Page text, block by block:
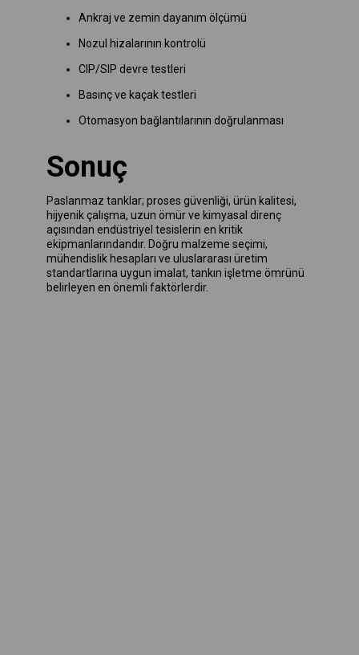
Ankraj ve zemin dayanım ölçümü
Nozul hizalarının kontrolü
CIP/SIP devre testleri
Basınç ve kaçak testleri
Otomasyon bağlantılarının doğrulanması
Sonuç
Paslanmaz tanklar; proses güvenliği, ürün kalitesi,
hijyenik çalışma, uzun ömür ve kimyasal direnç
açısından endüstriyel tesislerin en kritik
ekipmanlarındandır. Doğru malzeme seçimi,
mühendislik hesapları ve uluslararası üretim
standartlarına uygun imalat, tankın işletme ömrünü
belirleyen en önemli faktörlerdir.